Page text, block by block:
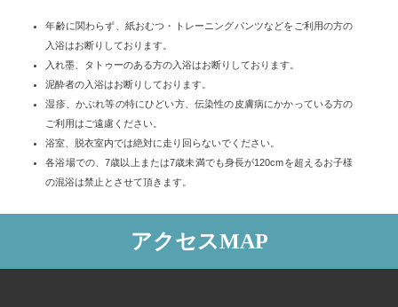
年齢に関わらず、紙おむつ・トレーニングパンツなどをご利用の方の
入浴はお断りしております。
入れ墨、タトゥーのある方の入浴はお断りしております。
泥酔者の入浴はお断りしております。
湿疹、かぶれ等の特にひどい方、伝染性の皮膚病にかかっている方の
ご利用はご遠慮ください。
浴室、脱衣室内では絶対に走り回らないでください。
各浴場での、7歳以上または7歳未満でも身長が120cmを超えるお子様
の混浴は禁止とさせて頂きます。
アクセスMAP